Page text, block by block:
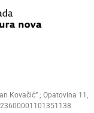
Kovačić” ; Opatovina 11,